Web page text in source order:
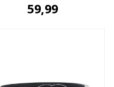
59,99